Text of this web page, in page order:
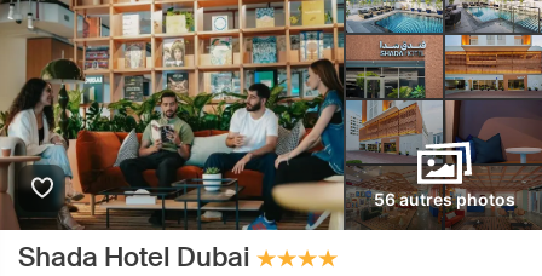
56 autres photos
Shada Hotel Dubai